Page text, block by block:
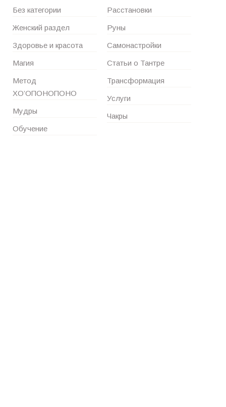
Без категории
Женский раздел
Здоровье и красота
Магия
Метод
ХО’ОПОНОПОНО
Мудры
Обучение
Расстановки
Руны
Самонастройки
Статьи о Тантре
Трансформация
Услуги
Чакры